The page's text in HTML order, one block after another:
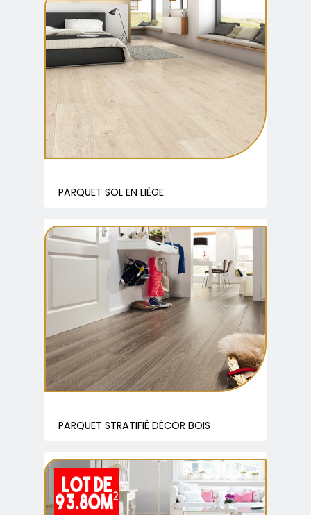
PARQUET SOL EN LIÈGE
PARQUET STRATIFIÉ DÉCOR BOIS